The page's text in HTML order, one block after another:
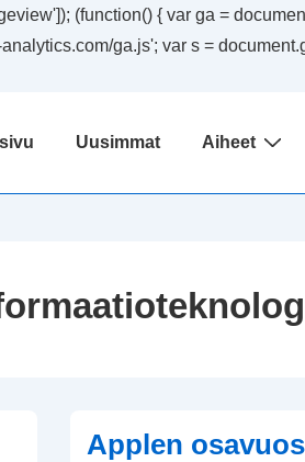
(function() { var ga =
ga.js'; var s =
Uusimmat Aiheet
Applen